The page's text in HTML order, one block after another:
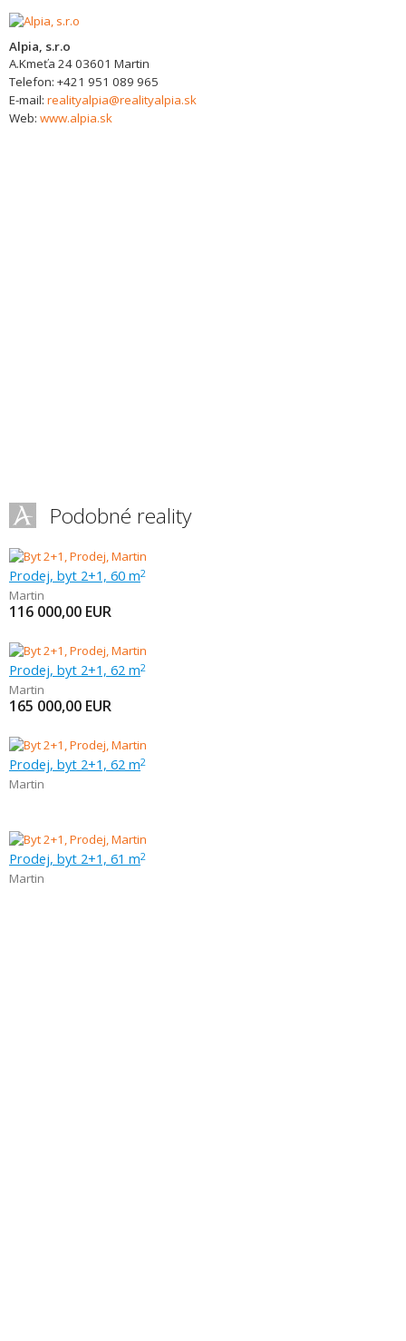
Alpia, s.r.o
A.Kmeťa 2403601 Martin
Telefon: +421 951 089 965
E-mail: realityalpia@realityalpia.sk
Web: www.alpia.sk
Podobné reality
Prodej, byt 2+1, 60 m2
Martin
116 000,00 EUR
Prodej, byt 2+1, 62 m2
Martin
165 000,00 EUR
Prodej, byt 2+1, 62 m2
Martin
Prodej, byt 2+1, 61 m2
Martin